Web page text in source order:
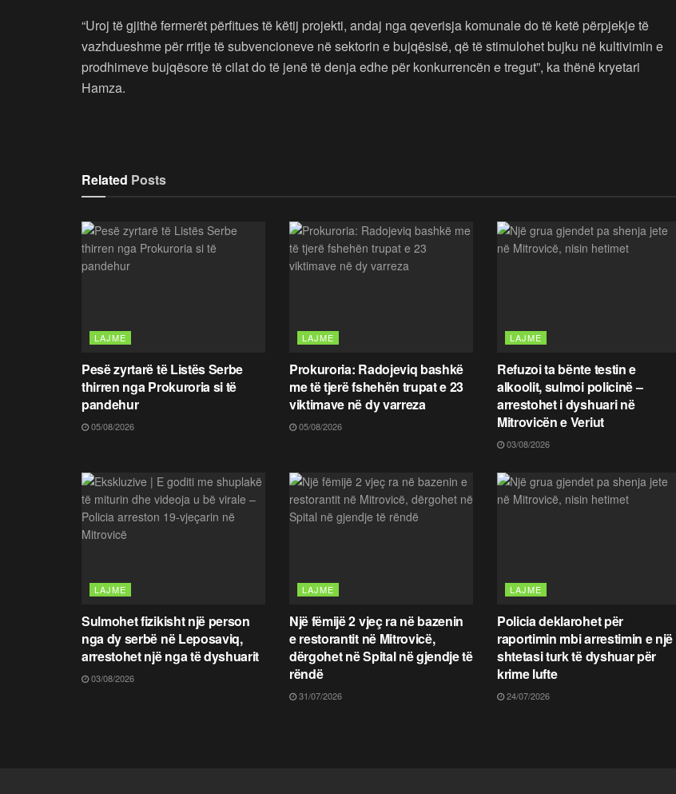
“Uroj të gjithë fermerët përfitues të këtij projekti, andaj nga qeverisja komunale do të ketë përpjekje të
vazhdueshme për rritje të subvencioneve në sektorin e bujqësisë, që të stimulohet bujku në kultivimin e
prodhimeve bujqësore të cilat do të jenë të denja edhe për konkurrencën e tregut”, ka thënë kryetari
Hamza.
Related Posts
LAJME
Pesë zyrtarë të Listës Serbe
thirren nga Prokuroria si të
pandehur
05/08/2026
LAJME
Prokuroria: Radojeviq bashkë
me të tjerë fshehën trupat e 23
viktimave në dy varreza
05/08/2026
LAJME
Refuzoi ta bënte testin e
alkoolit, sulmoi policinë –
arrestohet i dyshuari në
Mitrovicën e Veriut
03/08/2026
LAJME
Sulmohet fizikisht një person
nga dy serbë në Leposaviq,
arrestohet një nga të dyshuarit
03/08/2026
LAJME
Një fëmijë 2 vjeç ra në bazenin
e restorantit në Mitrovicë,
dërgohet në Spital në gjendje të
rëndë
31/07/2026
LAJME
Policia deklarohet për
raportimin mbi arrestimin e një
shtetasi turk të dyshuar për
krime lufte
24/07/2026